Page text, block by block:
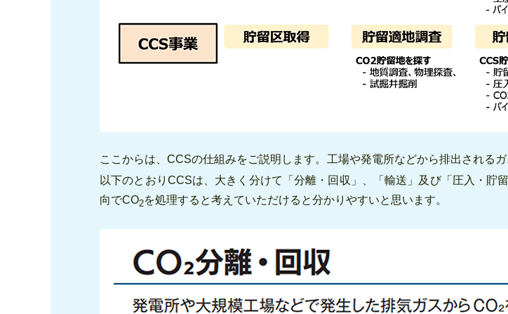
ここからは、CCSの仕組みをご説明します。工場や発電所などから排出される
以下のとおりCCSは、大きく分けて「分離・回収」、「輸送」及び「圧入・
向でCO2を処理すると考えていただけると分かりやすいと思います。